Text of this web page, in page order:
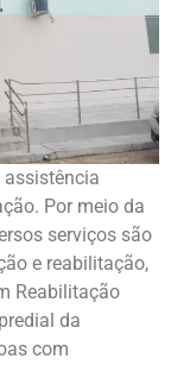
assistência
Por meio da
serviços são
e reabilitação,
Reabilitação
da
com